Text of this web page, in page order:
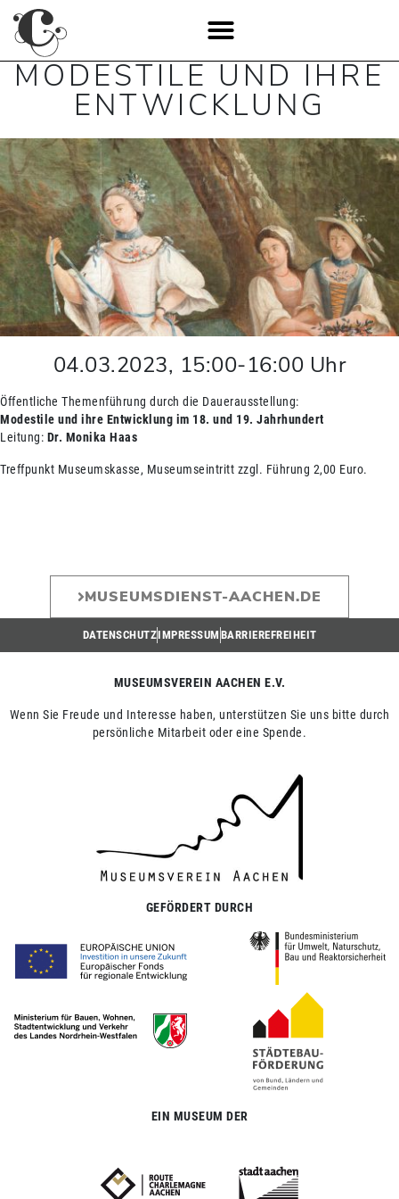
MODESTILE UND IHRE
ENTWICKLUNG
04.03.2023, 15:00-16:00 Uhr
Öffentliche Themenführung durch die Dauerausstellung:
Modestile und ihre Entwicklung im 18. und 19. Jahrhundert
Leitung: Dr. Monika Haas
Treffpunkt Museumskasse, Museumseintritt zzgl. Führung 2,00 Euro.
MUSEUMSDIENST-AACHEN.DE
DATENSCHUTZIMPRESSUM BARRIEREFREIHEIT
MUSEUMSVEREIN AACHEN E.V.
Wenn Sie Freude und Interesse haben, unterstützen Sie uns bitte durch
persönliche Mitarbeit oder eine Spende.
GEFÖRDERT DURCH
EIN MUSEUM DER